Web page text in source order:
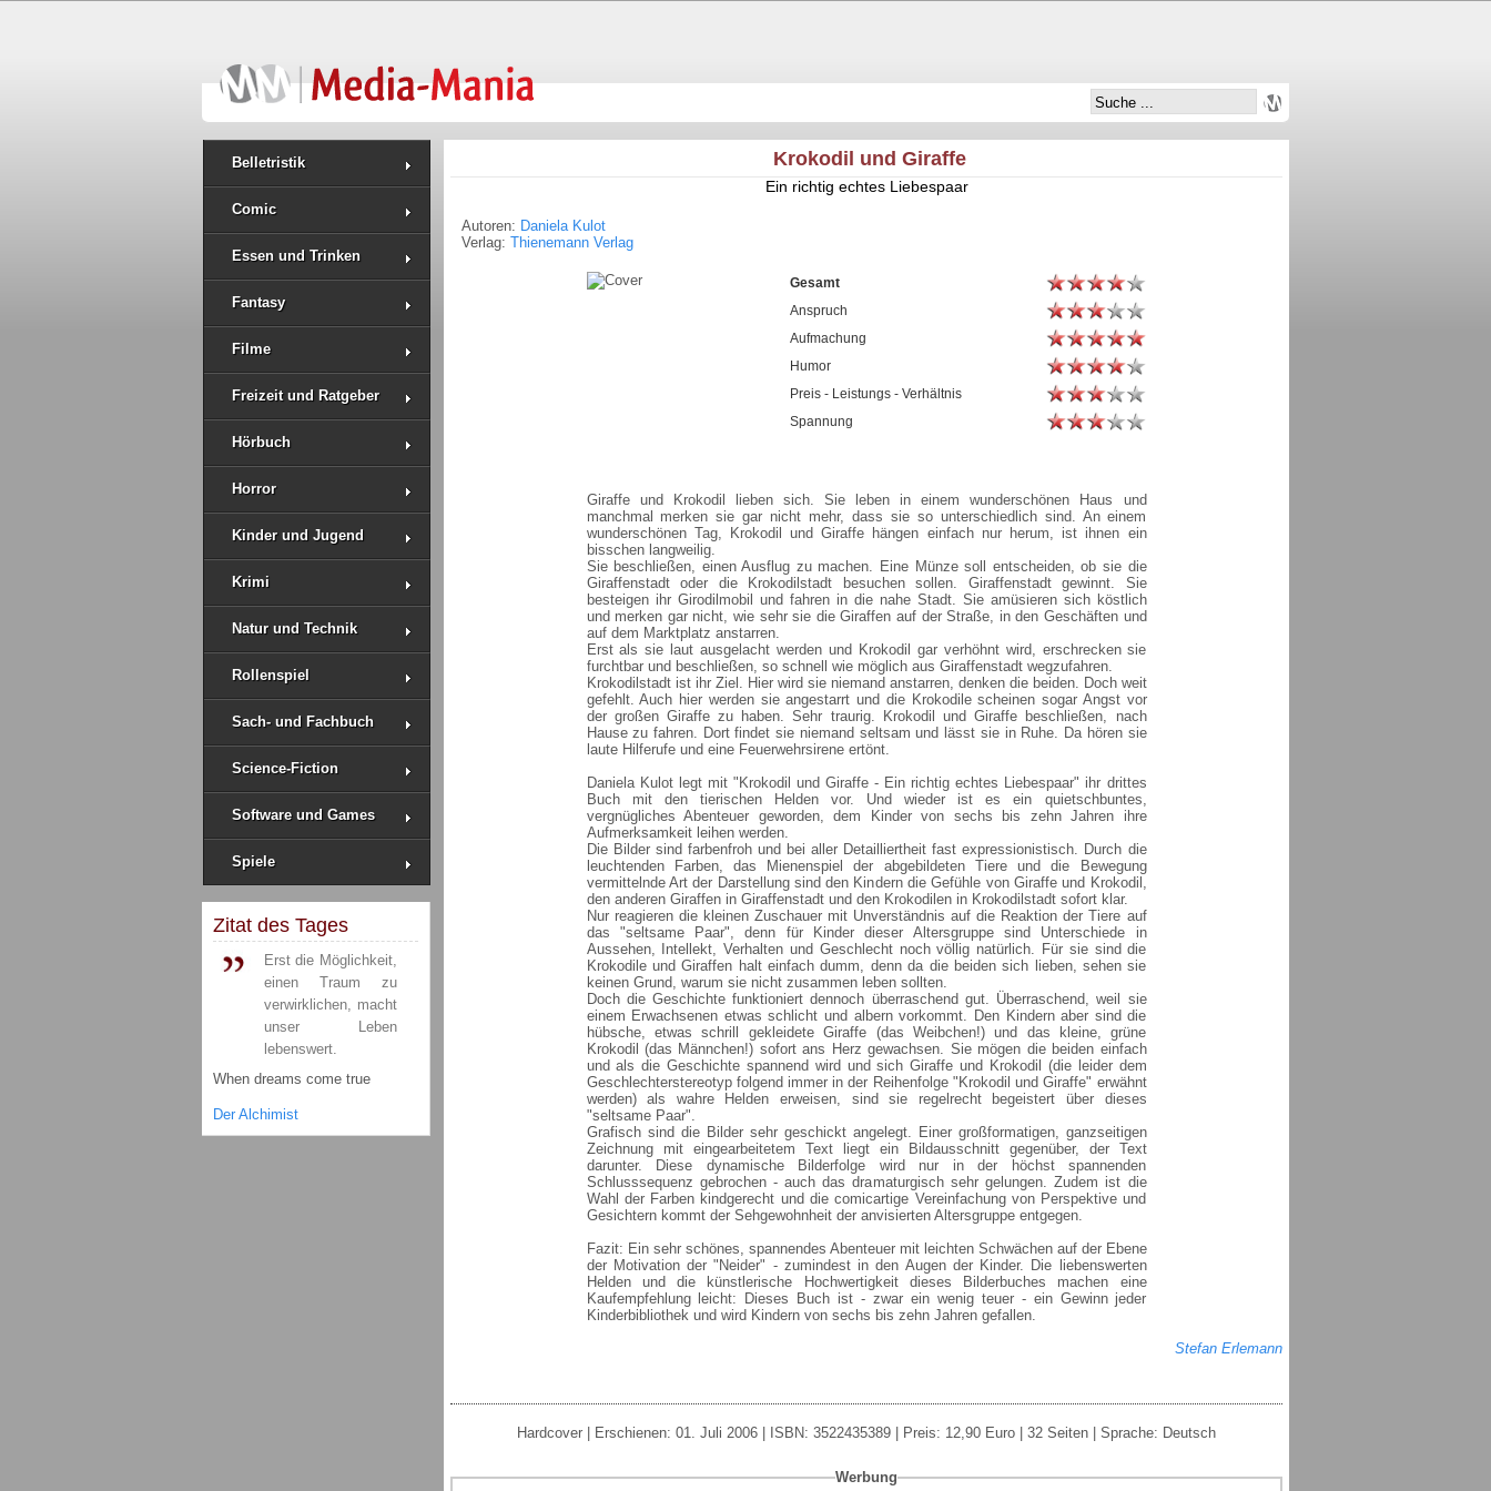
Belletristik
Comic
Essen und Trinken
Fantasy
Filme
Freizeit und Ratgeber
Hörbuch
Horror
Kinder und Jugend
Krimi
Natur und Technik
Rollenspiel
Sach- und Fachbuch
Science-Fiction
Software und Games
Spiele
Zitat des Tages
Erst die Möglichkeit,
einen Traum zu
verwirklichen, macht
unser Leben
lebenswert.
When dreams come true
Der Alchimist
Krokodil und Giraffe
Ein richtig echtes Liebespaar
Autoren: Daniela Kulot
Verlag: Thienemann Verlag
Gesamt
Anspruch
Aufmachung
Humor
Preis - Leistungs - Verhältnis
Spannung
Giraffe und Krokodil lieben sich. Sie leben in einem wunderschönen Haus und
manchmal merken sie gar nicht mehr, dass sie so unterschiedlich sind. An einem
wunderschönen Tag, Krokodil und Giraffe hängen einfach nur herum, ist ihnen ein
bisschen langweilig.
Sie beschließen, einen Ausflug zu machen. Eine Münze soll entscheiden, ob sie die
Giraffenstadt oder die Krokodilstadt besuchen sollen. Giraffenstadt gewinnt. Sie
besteigen ihr Girodilmobil und fahren in die nahe Stadt. Sie amüsieren sich köstlich
und merken gar nicht, wie sehr sie die Giraffen auf der Straße, in den Geschäften und
auf dem Marktplatz anstarren.
Erst als sie laut ausgelacht werden und Krokodil gar verhöhnt wird, erschrecken sie
furchtbar und beschließen, so schnell wie möglich aus Giraffenstadt wegzufahren.
Krokodilstadt ist ihr Ziel. Hier wird sie niemand anstarren, denken die beiden. Doch weit
gefehlt. Auch hier werden sie angestarrt und die Krokodile scheinen sogar Angst vor
der großen Giraffe zu haben. Sehr traurig. Krokodil und Giraffe beschließen, nach
Hause zu fahren. Dort findet sie niemand seltsam und lässt sie in Ruhe. Da hören sie
laute Hilferufe und eine Feuerwehrsirene ertönt.
Daniela Kulot legt mit "Krokodil und Giraffe - Ein richtig echtes Liebespaar" ihr drittes
Buch mit den tierischen Helden vor. Und wieder ist es ein quietschbuntes,
vergnügliches Abenteuer geworden, dem Kinder von sechs bis zehn Jahren ihre
Aufmerksamkeit leihen werden.
Die Bilder sind farbenfroh und bei aller Detailliertheit fast expressionistisch. Durch die
leuchtenden Farben, das Mienenspiel der abgebildeten Tiere und die Bewegung
vermittelnde Art der Darstellung sind den Kindern die Gefühle von Giraffe und Krokodil,
den anderen Giraffen in Giraffenstadt und den Krokodilen in Krokodilstadt sofort klar.
Nur reagieren die kleinen Zuschauer mit Unverständnis auf die Reaktion der Tiere auf
das "seltsame Paar", denn für Kinder dieser Altersgruppe sind Unterschiede in
Aussehen, Intellekt, Verhalten und Geschlecht noch völlig natürlich. Für sie sind die
Krokodile und Giraffen halt einfach dumm, denn da die beiden sich lieben, sehen sie
keinen Grund, warum sie nicht zusammen leben sollten.
Doch die Geschichte funktioniert dennoch überraschend gut. Überraschend, weil sie
einem Erwachsenen etwas schlicht und albern vorkommt. Den Kindern aber sind die
hübsche, etwas schrill gekleidete Giraffe (das Weibchen!) und das kleine, grüne
Krokodil (das Männchen!) sofort ans Herz gewachsen. Sie mögen die beiden einfach
und als die Geschichte spannend wird und sich Giraffe und Krokodil (die leider dem
Geschlechterstereotyp folgend immer in der Reihenfolge "Krokodil und Giraffe" erwähnt
werden) als wahre Helden erweisen, sind sie regelrecht begeistert über dieses
"seltsame Paar".
Grafisch sind die Bilder sehr geschickt angelegt. Einer großformatigen, ganzseitigen
Zeichnung mit eingearbeitetem Text liegt ein Bildausschnitt gegenüber, der Text
darunter. Diese dynamische Bilderfolge wird nur in der höchst spannenden
Schlusssequenz gebrochen - auch das dramaturgisch sehr gelungen. Zudem ist die
Wahl der Farben kindgerecht und die comicartige Vereinfachung von Perspektive und
Gesichtern kommt der Sehgewohnheit der anvisierten Altersgruppe entgegen.
Fazit: Ein sehr schönes, spannendes Abenteuer mit leichten Schwächen auf der Ebene
der Motivation der "Neider" - zumindest in den Augen der Kinder. Die liebenswerten
Helden und die künstlerische Hochwertigkeit dieses Bilderbuches machen eine
Kaufempfehlung leicht: Dieses Buch ist - zwar ein wenig teuer - ein Gewinn jeder
Kinderbibliothek und wird Kindern von sechs bis zehn Jahren gefallen.
Stefan Erlemann
Hardcover | Erschienen: 01. Juli 2006 | ISBN: 3522435389 | Preis: 12,90 Euro | 32 Seiten | Sprache: Deutsch
Werbung